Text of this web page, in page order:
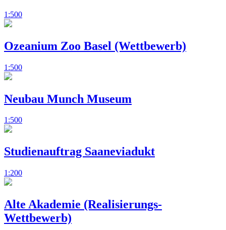
1:500
Ozeanium Zoo Basel (Wettbewerb)
1:500
Neubau Munch Museum
1:500
Studienauftrag Saaneviadukt
1:200
Alte Akademie (Realisierungs-
Wettbewerb)